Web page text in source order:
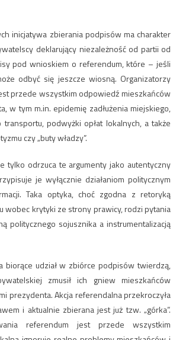
inicjatywa zbierania podpisów ma charakter
deklarujący niezależność od partii od
pod wnioskiem o referendum, które – jeśli
odbyć się jeszcze wiosną. Organizatorzy
przede wszystkim odpowiedź mieszkańców
w tym m.in. epidemię zadłużenia miejskiego,
podwyżki opłat lokalnych, a także
czy „buty władzy”.
tylko odrzuca te argumenty jako autentyczny
je wyłącznie działaniom politycznym
Taka optyka, choć zgodna z retoryką
wobec krytyki ze strony prawicy, rodzi pytania
politycznego sojusznika a instrumentalizacją
biorące udział w zbiórce podpisów twierdzą,
zmusił ich gniew mieszkańców
prezydenta. Akcja referendalna przekroczyła
i aktualnie zbierana jest już tzw. „górka”.
referendum jest przede wszystkim